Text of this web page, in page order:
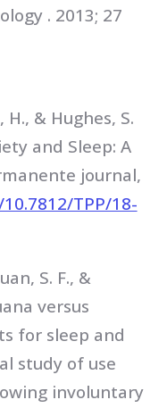
. 2013; 27
H., & Hughes, S.
and Sleep: A
journal,
TPP/18-
S. F., &
versus
for sleep and
study of use
involuntary